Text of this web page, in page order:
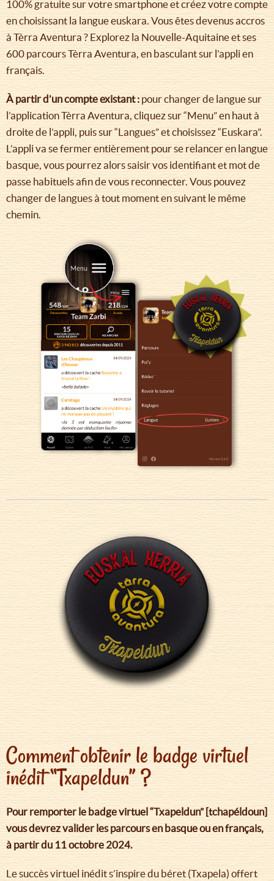
100% gratuite sur votre smartphone et créez votre compte
en choisissant la langue euskara. Vous êtes devenus accros
à Tèrra Aventura ? Explorez la Nouvelle-Aquitaine et ses
600 parcours Tèrra Aventura, en basculant sur l’appli en
français.
À partir d’un compte existant : pour changer de langue sur
l’application Tèrra Aventura, cliquez sur “Menu” en haut à
droite de l’appli, puis sur “Langues” et choisissez “Euskara”.
L’appli va se fermer entièrement pour se relancer en langue
basque, vous pourrez alors saisir vos identifiant et mot de
passe habituels afin de vous reconnecter. Vous pouvez
changer de langues à tout moment en suivant le même
chemin.
Comment obtenir le badge virtuel
inédit “Txapeldun” ?
Pour remporter le badge virtuel “Txapeldun” [tchapéldoun]
vous devrez valider les parcours en basque ou en français,
à partir du 11 octobre 2024.
Le succès virtuel inédit s’inspire du béret (Txapela) offert